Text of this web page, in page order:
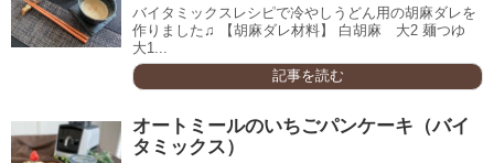
バイタミックスレシピで冷やしうどん用の胡麻ダレを
作りました♫ 【胡麻ダレ材料】 白胡麻 大2 麺つゆ
大1...
記事を読む
オートミールのいちごパンケーキ（バイ
タミックス）